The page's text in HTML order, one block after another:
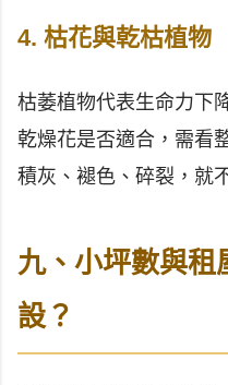
4. 枯花與乾枯植物
枯萎植物代表生命力下
乾燥花是否適合，需看
積灰、褪色、碎裂，就
九、小坪數與租
設？